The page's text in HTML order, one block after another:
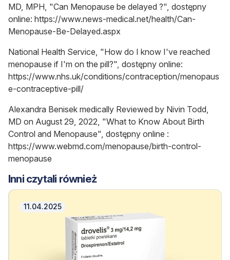
MD, MPH, "Can Menopause be delayed ?", dostępny
online: https://www.news-medical.net/health/Can-
Menopause-Be-Delayed.aspx
National Health Service, "How do I know I've reached
menopause if I'm on the pill?", dostępny online:
https://www.nhs.uk/conditions/contraception/menopaus
e-contraceptive-pill/
Alexandra Benisek medically Reviewed by Nivin Todd,
MD on August 29, 2022, "What to Know About Birth
Control and Menopause", dostępny online :
https://www.webmd.com/menopause/birth-control-
menopause
Inni czytali również
11.04.2025